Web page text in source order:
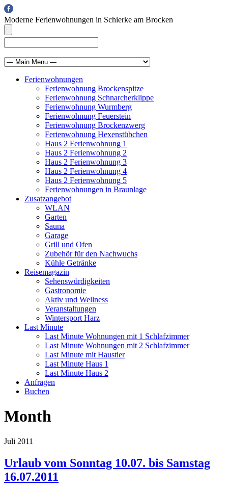
Moderne Ferienwohnungen in Schierke am Brocken
Ferienwohnungen
Ferienwohnung Brockenspitze
Ferienwohnung Schnarcherklippe
Ferienwohnung Wurmberg
Ferienwohnung Feuerstein
Ferienwohnung Brockenzwerg
Ferienwohnung Hexenstübchen
Haus 2 Ferienwohnung 1
Haus 2 Ferienwohnung 2
Haus 2 Ferienwohnung 3
Haus 2 Ferienwohnung 4
Haus 2 Ferienwohnung 5
Ferienwohnungen in Braunlage
Zusatzangebot
WLAN
Garten
Sauna
Garage
Grill und Ofen
Zubehör für den Nachwuchs
Kühle Getränke
Reisemagazin
Sehenswürdigkeiten
Gastronomie
Aktiv und Wellness
Veranstaltungen
Wintersport Harz
Last Minute
Last Minute Wohnungen mit 1 Schlafzimmer
Last Minute Wohnungen mit 2 Schlafzimmer
Last Minute mit Haustier
Last Minute Haus 1
Last Minute Haus 2
Anfragen
Buchen
Month
Juli 2011
Urlaub vom Sonntag 10.07. bis Samstag
16.07.2011